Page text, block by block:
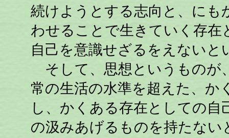
続けようとする志向と、にも
わせることで生きていく存在
自己を意識せざるをえないと
そして、思想というものが
常の生活の水準を超えた、か
し、かくある存在としての
の汲みあげるものを持たな